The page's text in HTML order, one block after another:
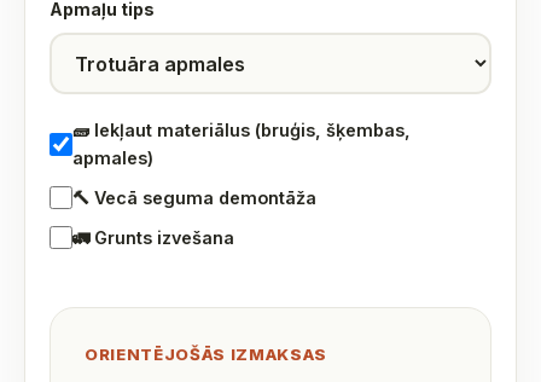
Apmaļu tips
🧱 Iekļaut materiālus (bruģis, šķembas,
apmales)
🔨 Vecā seguma demontāža
🚛 Grunts izvešana
ORIENTĒJOŠĀS IZMAKSAS